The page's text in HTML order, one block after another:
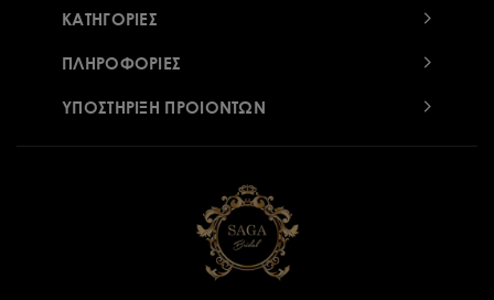
ΚΑΤΗΓΟΡΙΕΣ
ΠΛΗΡΟΦΟΡΙΕΣ
ΥΠΟΣΤΗΡΙΞΗ ΠΡΟΙΟΝΤΩΝ